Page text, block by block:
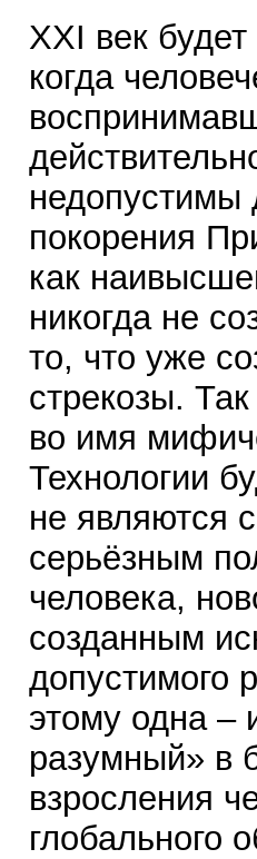
XXI век
когда
недопустимы
покорения
как
никогда не
то, что уже
стрекозы.
во имя
Технологии
не являются
серьёзным
человека,
созданным
допустимого
этому одна –
разумный» в
взросления
глобального